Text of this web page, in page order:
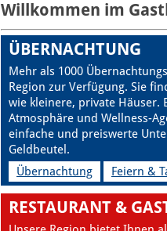
Willkommen im
ÜBERNACHTUNG
Mehr als 1000
Region zur Verfügung. Sie
wie kleinere, private Häuser.
Atmosphäre und Wellness-
einfache und preiswerte
Geldbeutel.
Übernachtung
Feiern &
RESTAURANT &